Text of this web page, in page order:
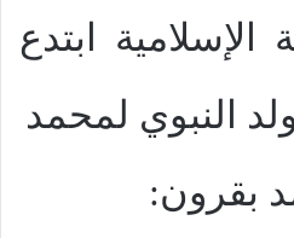
الإسلامية ابتدع
النبوي لمحمد
بقرون: